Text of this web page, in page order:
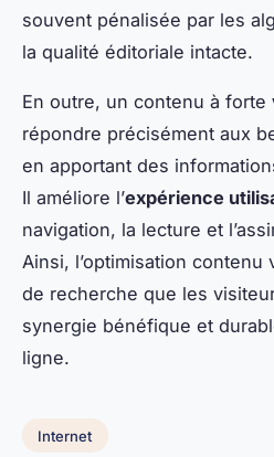
souvent pénalisée par les
la qualité éditoriale intacte.
En outre, un contenu à forte
répondre précisément aux
en apportant des
Il améliore l’expérience
navigation, la lecture et
Ainsi, l’optimisation
de recherche que les
synergie bénéfique et
ligne.
Internet